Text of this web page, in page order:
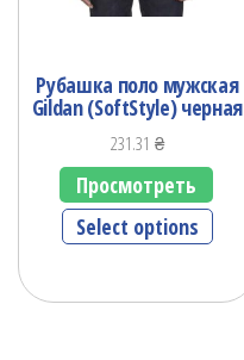
Рубашка поло мужская
Gildan (SoftStyle) черная
231.31 ₴
Просмотреть
Select options